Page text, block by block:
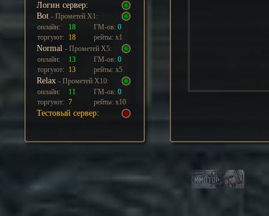
Логин сервер:
Bot - Прометей Х1:
онлайн:
18 ГМ-ов: 0
торгуют: 18 рейты: х1
Normal - Прометей Х5:
онлайн:
13 ГМ-ов: 0
торгуют: 13 рейты: х5
Relax - Прометей Х10:
онлайн:
11 ГМ-ов: 0
торгуют: 7 рейты: х10
Тестовый сервер: